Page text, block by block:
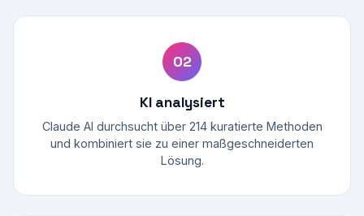
02
KI analysiert
Claude AI durchsucht über 214kuratierte Methoden
und kombiniert sie zu einer maßgeschneiderten
Lösung.